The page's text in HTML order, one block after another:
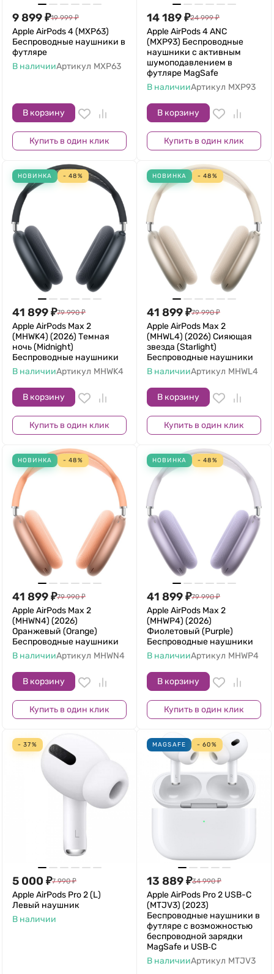
9 899₽19 999 ₽
Apple AirPods 4 (MXP63)
Беспроводные наушники в
футляре
В наличииАртикул MXP63
В корзину
Купить в один клик
14 189₽24 999 ₽
Apple AirPods 4 ANC
(MXP93) Беспроводные
наушники с активным
шумоподавлением в
футляре MagSafe
В наличииАртикул MXP93
В корзину
Купить в один клик
НОВИНКА - 48%
41 899₽79 990 ₽
Apple AirPods Max 2
(MHWK4) (2026) Темная
ночь (Midnight)
Беспроводные наушники
В наличииАртикул MHWK4
В корзину
Купить в один клик
НОВИНКА - 48%
41 899₽79 990 ₽
Apple AirPods Max 2
(MHWL4) (2026) Сияющая
звезда (Starlight)
Беспроводные наушники
В наличииАртикул MHWL4
В корзину
Купить в один клик
НОВИНКА - 48%
41 899₽79 990 ₽
Apple AirPods Max 2
(MHWN4) (2026)
Оранжевый (Orange)
Беспроводные наушники
В наличииАртикул MHWN4
В корзину
Купить в один клик
НОВИНКА - 48%
41 899₽79 990 ₽
Apple AirPods Max 2
(MHWP4) (2026)
Фиолетовый (Purple)
Беспроводные наушники
В наличииАртикул MHWP4
В корзину
Купить в один клик
- 37%
5 000 ₽7 990 ₽
Apple AirPods Pro 2 (L)
Левый наушник
В наличии
MAGSAFE - 60%
13 889₽34 990 ₽
Apple AirPods Pro 2 USB-C
(MTJV3) (2023)
Беспроводные наушники в
футляре с возможностью
беспроводной зарядки
MagSafe и USB‑C
В наличииАртикул MTJV3